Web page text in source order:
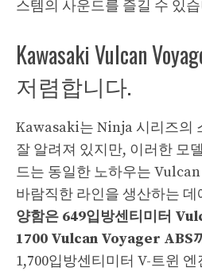
스템의 사운드를 즐길 수 있
Kawasaki Vulcan
저렴합니다.
Kawasaki는 Ninja 시리즈의
잘 알려져 있지만, 이러한 모
드는 동일한 노하우는
바람직한 라인을 생산하는
양함은 649입방센티미터
1700 Vulcan Voyager ABS
1,700입방센티미터 V-트윈